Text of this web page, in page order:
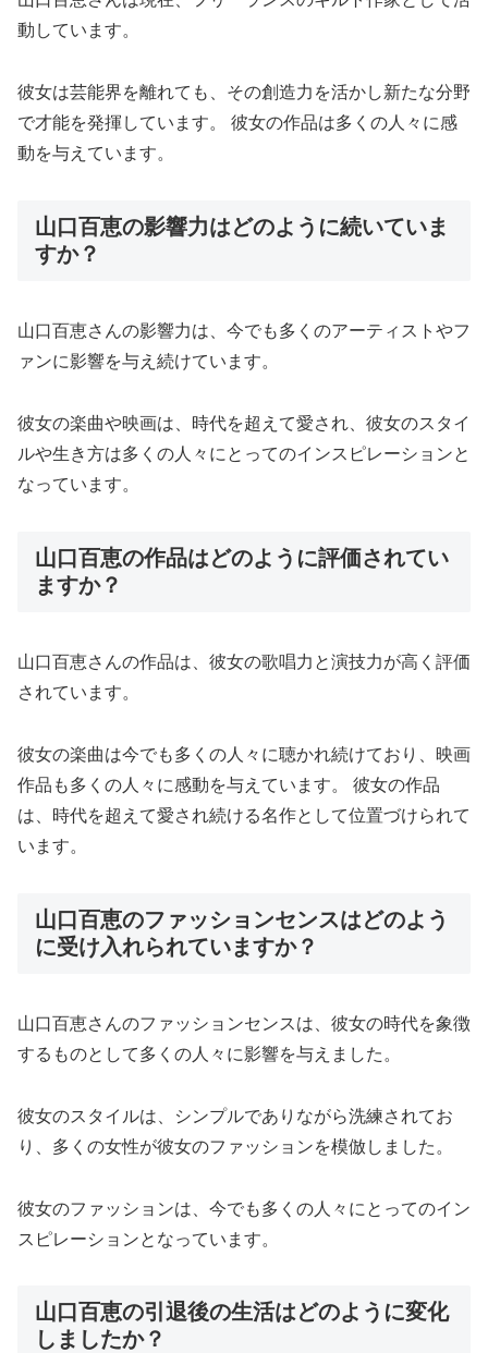
動しています。
彼女は芸能界を離れても、その創造力を活かし新たな分野
で才能を発揮しています。 彼女の作品は多くの人々に感
動を与えています。
山口百恵の影響力はどのように続いていま
すか？
山口百恵さんの影響力は、今でも多くのアーティストやフ
ァンに影響を与え続けています。
彼女の楽曲や映画は、時代を超えて愛され、彼女のスタイ
ルや生き方は多くの人々にとってのインスピレーションと
なっています。
山口百恵の作品はどのように評価されてい
ますか？
山口百恵さんの作品は、彼女の歌唱力と演技力が高く評価
されています。
彼女の楽曲は今でも多くの人々に聴かれ続けており、映画
作品も多くの人々に感動を与えています。 彼女の作品
は、時代を超えて愛され続ける名作として位置づけられて
います。
山口百恵のファッションセンスはどのよう
に受け入れられていますか？
山口百恵さんのファッションセンスは、彼女の時代を象徴
するものとして多くの人々に影響を与えました。
彼女のスタイルは、シンプルでありながら洗練されてお
り、多くの女性が彼女のファッションを模倣しました。
彼女のファッションは、今でも多くの人々にとってのイン
スピレーションとなっています。
山口百恵の引退後の生活はどのように変化
しましたか？